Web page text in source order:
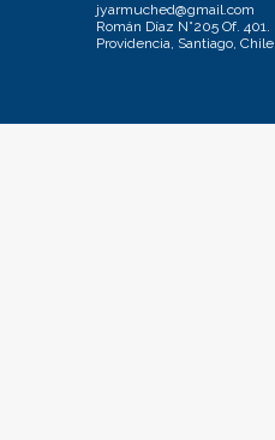
jyarmuched@gmail.com
Román Díaz N°205 Of. 401.
Providencia, Santiago, Chile